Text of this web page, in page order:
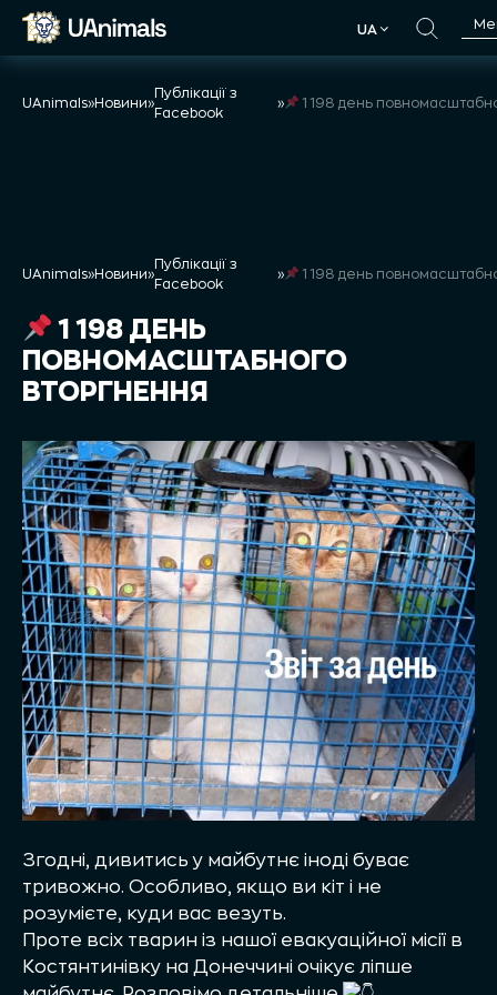
Skip
UA
UAnimals»Новини»
Публікації з
Facebook
» 1 198 день повномасштабного
UAnimals»Новини»
Публікації з
Facebook
» 1 198 день повномасштабного
1 198 ДЕНЬ
ПОВНОМАСШТАБНОГО
ВТОРГНЕННЯ
Згодні, дивитись у майбутнє іноді буває
тривожно. Особливо, якщо ви кіт і не
розумієте, куди вас везуть.
Проте всіх тварин із нашої евакуаційної місії в
Костянтинівку на Донеччині очікує ліпше